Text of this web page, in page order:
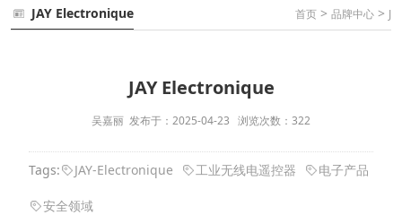
JAY Electronique 首页 > 品牌中心 > J
JAY Electronique
吴嘉丽 发布于：2025-04-23 浏览次数：322
Tags: ​JAY-Electronique 工业无线电遥控器 电子产品
安全领域